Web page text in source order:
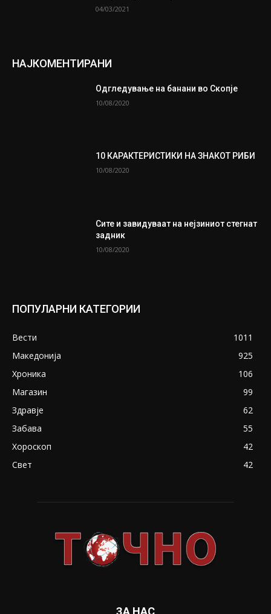
04/03/2021
НАЈКОМЕНТИРАНИ
Одгледување на банани во Скопје
10/08/2020
10 КАРАКТЕРИСТИКИ НА ЗНАКОТ РИБИ
10/08/2020
Сите и завидуваат на нејзиниот стегнат
задник
10/08/2020
ПОПУЛАРНИ КАТЕГОРИИ
Вести
1011
Македонија
925
Хроника
106
Магазин
99
Здравје
62
Забава
55
Хороскоп
42
Свет
42